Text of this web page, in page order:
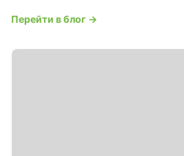
Перейти в блог →